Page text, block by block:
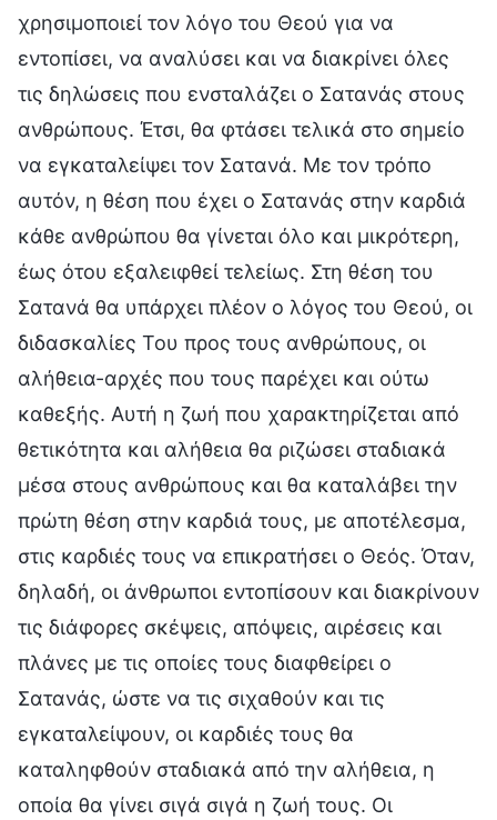
χρησιμοποιεί τον λόγο του Θεού για να
εντοπίσει, να αναλύσει και να διακρίνει όλες
τις δηλώσεις που ενσταλάζει ο Σατανάς στους
ανθρώπους. Έτσι, θα φτάσει τελικά στο σημείο
να εγκαταλείψει τον Σατανά. Με τον τρόπο
αυτόν, η θέση που έχει ο Σατανάς στην καρδιά
κάθε ανθρώπου θα γίνεται όλο και μικρότερη,
έως ότου εξαλειφθεί τελείως. Στη θέση του
Σατανά θα υπάρχει πλέον ο λόγος του Θεού, οι
διδασκαλίες Του προς τους ανθρώπους, οι
αλήθεια-αρχές που τους παρέχει και ούτω
καθεξής. Αυτή η ζωή που χαρακτηρίζεται από
θετικότητα και αλήθεια θα ριζώσει σταδιακά
μέσα στους ανθρώπους και θα καταλάβει την
πρώτη θέση στην καρδιά τους, με αποτέλεσμα,
στις καρδιές τους να επικρατήσει ο Θεός. Όταν,
δηλαδή, οι άνθρωποι εντοπίσουν και διακρίνουν
τις διάφορες σκέψεις, απόψεις, αιρέσεις και
πλάνες με τις οποίες τους διαφθείρει ο
Σατανάς, ώστε να τις σιχαθούν και τις
εγκαταλείψουν, οι καρδιές τους θα
καταληφθούν σταδιακά από την αλήθεια, η
οποία θα γίνει σιγά σιγά η ζωή τους. Οι